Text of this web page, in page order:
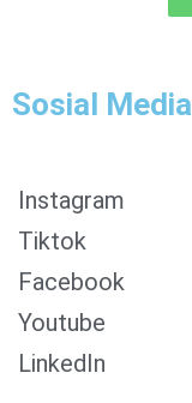
Sosial Media
Instagram
Tiktok
Facebook
Youtube
LinkedIn